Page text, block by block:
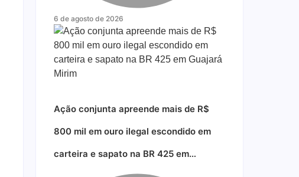
6 de agosto de 2026
Ação conjunta apreende mais de R$
800 mil em ouro ilegal escondido em
carteira e sapato na BR 425 em…